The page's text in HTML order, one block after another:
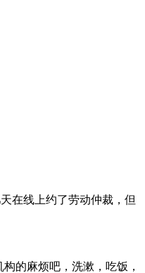
在线上约了劳动仲裁，但
的麻烦吧，洗漱，吃饭，